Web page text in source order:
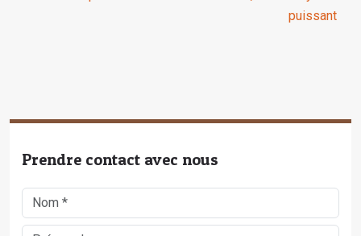
puissant
Prendre contact avec nous